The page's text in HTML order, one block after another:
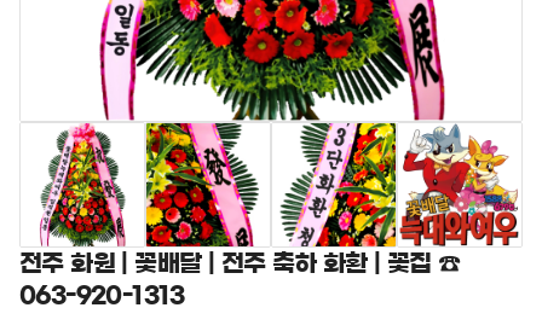
전주 화원 | 꽃배달 | 전주 축하 화환 | 꽃집 ☎️
063-920-1313